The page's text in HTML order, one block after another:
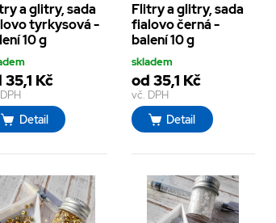
a glitry, sada
tyrkysová -
10 g
35,1 Kč
Detail
Flitry a glitry, sada
fialovo černá -
balení 10 g
skladem
od 35,1 Kč
vč. DPH
Detail